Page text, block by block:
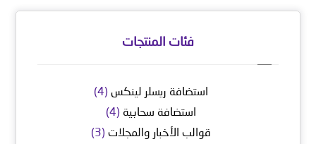
فئات المنتجات
استضافة ريسلر لينكس (4)
استضافة سحابية (4)
قوالب الأخبار والمجلات (3)